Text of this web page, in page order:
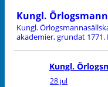
Kungl.
Kungl.
akademier, grundat
Kungl.
28 jul